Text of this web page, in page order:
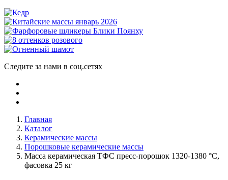
Следите за нами в соц.сетях
Главная
Каталог
Керамические массы
Порошковые керамические массы
Масса керамическая ТФС пресс-порошок 1320-1380 °С,
фасовка 25 кг